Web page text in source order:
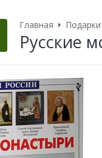
Главная Подарки
Русские